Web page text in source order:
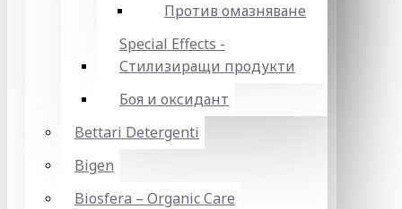
Против омазняване
Special Effects -
Стилизиращи продукти
Боя и оксидант
Bettari Detergenti
Bigen
Biosfera – Organic Care